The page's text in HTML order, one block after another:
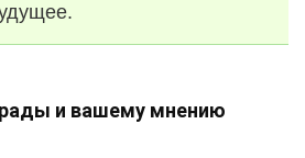
и вашему мнению